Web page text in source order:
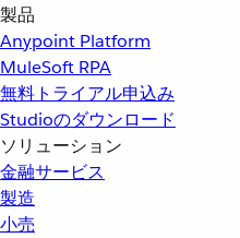
製品
Anypoint Platform
MuleSoft RPA
無料トライアル申込み
Studioのダウンロード
ソリューション
金融サービス
製造
小売